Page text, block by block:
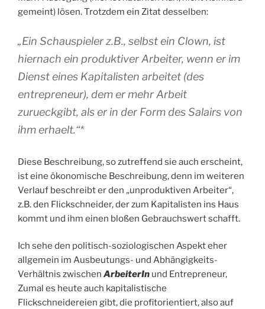
gemeint) lösen. Trotzdem ein Zitat desselben:
„Ein Schauspieler z.B., selbst ein Clown, ist
hiernach ein produktiver Arbeiter, wenn er im
Dienst eines Kapitalisten arbeitet (des
entrepreneur), dem er mehr Arbeit
zurueckgibt, als er in der Form des Salairs von
ihm erhaelt.“*
Diese Beschreibung, so zutreffend sie auch erscheint,
ist eine ökonomische Beschreibung, denn im weiteren
Verlauf beschreibt er den „unproduktiven Arbeiter“,
z.B. den Flickschneider, der zum Kapitalisten ins Haus
kommt und ihm einen bloßen Gebrauchswert schafft.
Ich sehe den politisch-soziologischen Aspekt eher
allgemein im Ausbeutungs- und Abhängigkeits-
Verhältnis zwischen ArbeiterIn und Entrepreneur,
Zumal es heute auch kapitalistische
Flickschneidereien gibt, die profitorientiert, also auf